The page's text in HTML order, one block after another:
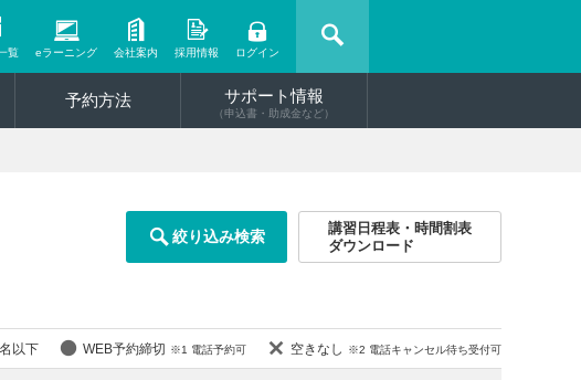
覧 eラーニング 会社案内 採用情報 ログイン
予約方法 サポート情報
（申込書・助成金など）
絞り込み検索
講習日程表・時間割表
ダウンロード
以下 WEB予約締切 ※1 電話予約可 空きなし ※2 電話キャンセル待ち受付可